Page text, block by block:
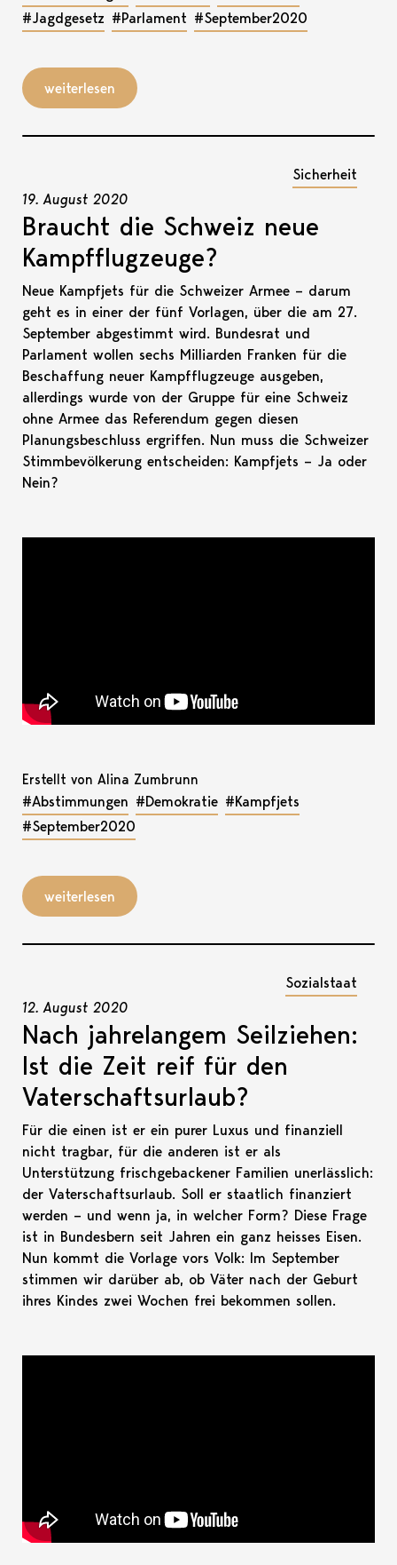
#Jagdgesetz #Parlament #September2020
weiterlesen
Sicherheit
19. August 2020
Braucht die Schweiz neue
Kampfflugzeuge?
Neue Kampfjets für die Schweizer Armee – darum
geht es in einer der fünf Vorlagen, über die am 27.
September abgestimmt wird. Bundesrat und
Parlament wollen sechs Milliarden Franken für die
Beschaffung neuer Kampfflugzeuge ausgeben,
allerdings wurde von der Gruppe für eine Schweiz
ohne Armee das Referendum gegen diesen
Planungsbeschluss ergriffen. Nun muss die Schweizer
Stimmbevölkerung entscheiden: Kampfjets – Ja oder
Nein?
Erstellt von Alina Zumbrunn
#Abstimmungen #Demokratie #Kampfjets
#September2020
weiterlesen
Sozialstaat
12. August 2020
Nach jahrelangem Seilziehen:
Ist die Zeit reif für den
Vaterschaftsurlaub?
Für die einen ist er ein purer Luxus und finanziell
nicht tragbar, für die anderen ist er als
Unterstützung frischgebackener Familien unerlässlich:
der Vaterschaftsurlaub. Soll er staatlich finanziert
werden – und wenn ja, in welcher Form? Diese Frage
ist in Bundesbern seit Jahren ein ganz heisses Eisen.
Nun kommt die Vorlage vors Volk: Im September
stimmen wir darüber ab, ob Väter nach der Geburt
ihres Kindes zwei Wochen frei bekommen sollen.